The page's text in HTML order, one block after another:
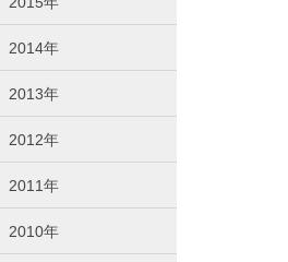
2014年
2013年
2012年
2011年
2010年